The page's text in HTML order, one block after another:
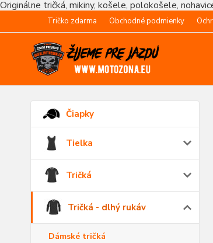
Originálne tričká, mikiny, košele, polokošele,
Tričko zdarma Obchodné podmienky
Čiapky
Tielka
Tričká
Tričká - dlhý rukáv
Dámské tričká